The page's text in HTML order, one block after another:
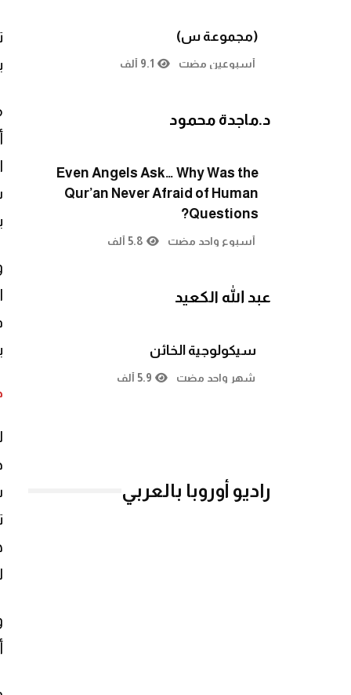
(مجموعة س)
أسبوعين مضت 9.1 ألف
د.ماجدة محمود
Even Angels Ask… Why Was the
Qur’an Never Afraid of Human
Questions?
أسبوع واحد مضت 5.8 ألف
عبد الله الكعيد
سيكولوجية الخائن
شهر واحد مضت 5.9 ألف
راديو أوروبا بالعربي